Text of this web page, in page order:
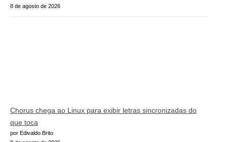
8 de agosto de 2026
Chorus chega ao Linux para exibir letras sincronizadas do
que toca
por Edivaldo Brito